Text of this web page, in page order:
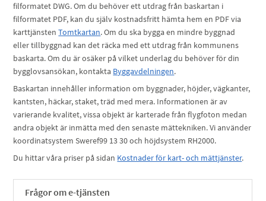
filformatet DWG. Om du behöver ett utdrag från baskartan i
filformatet PDF, kan du själv kostnadsfritt hämta hem en PDF via
karttjänstenTomtkartan. Om du ska bygga en mindre byggnad
eller tillbyggnad kan det räcka med ett utdrag från kommunens
baskarta. Om du är osäker på vilket underlag du behöver för din
bygglovsansökan, kontakta Byggavdelningen.
Baskartan innehåller information om byggnader, höjder, vägkanter,
kantsten, häckar, staket, träd med mera. Informationen är av
varierande kvalitet, vissa objekt är karterade från flygfoton medan
andra objekt är inmätta med den senaste mättekniken. Vi använder
koordinatsystem Sweref99 13 30 och höjdsystem RH2000.
Du hittar våra priser på sidan Kostnader för kart- och mättjänster.
Frågor om e-tjänsten